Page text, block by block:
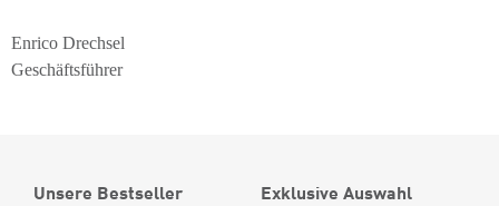
Enrico Drechsel
Geschäftsführer
Unsere Bestseller Exklusive Auswahl